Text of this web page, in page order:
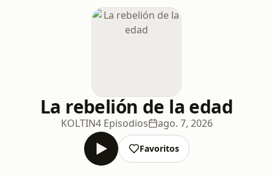
La rebelión de la edad
KOLTIN4 Episodios ago. 7, 2026
Favoritos